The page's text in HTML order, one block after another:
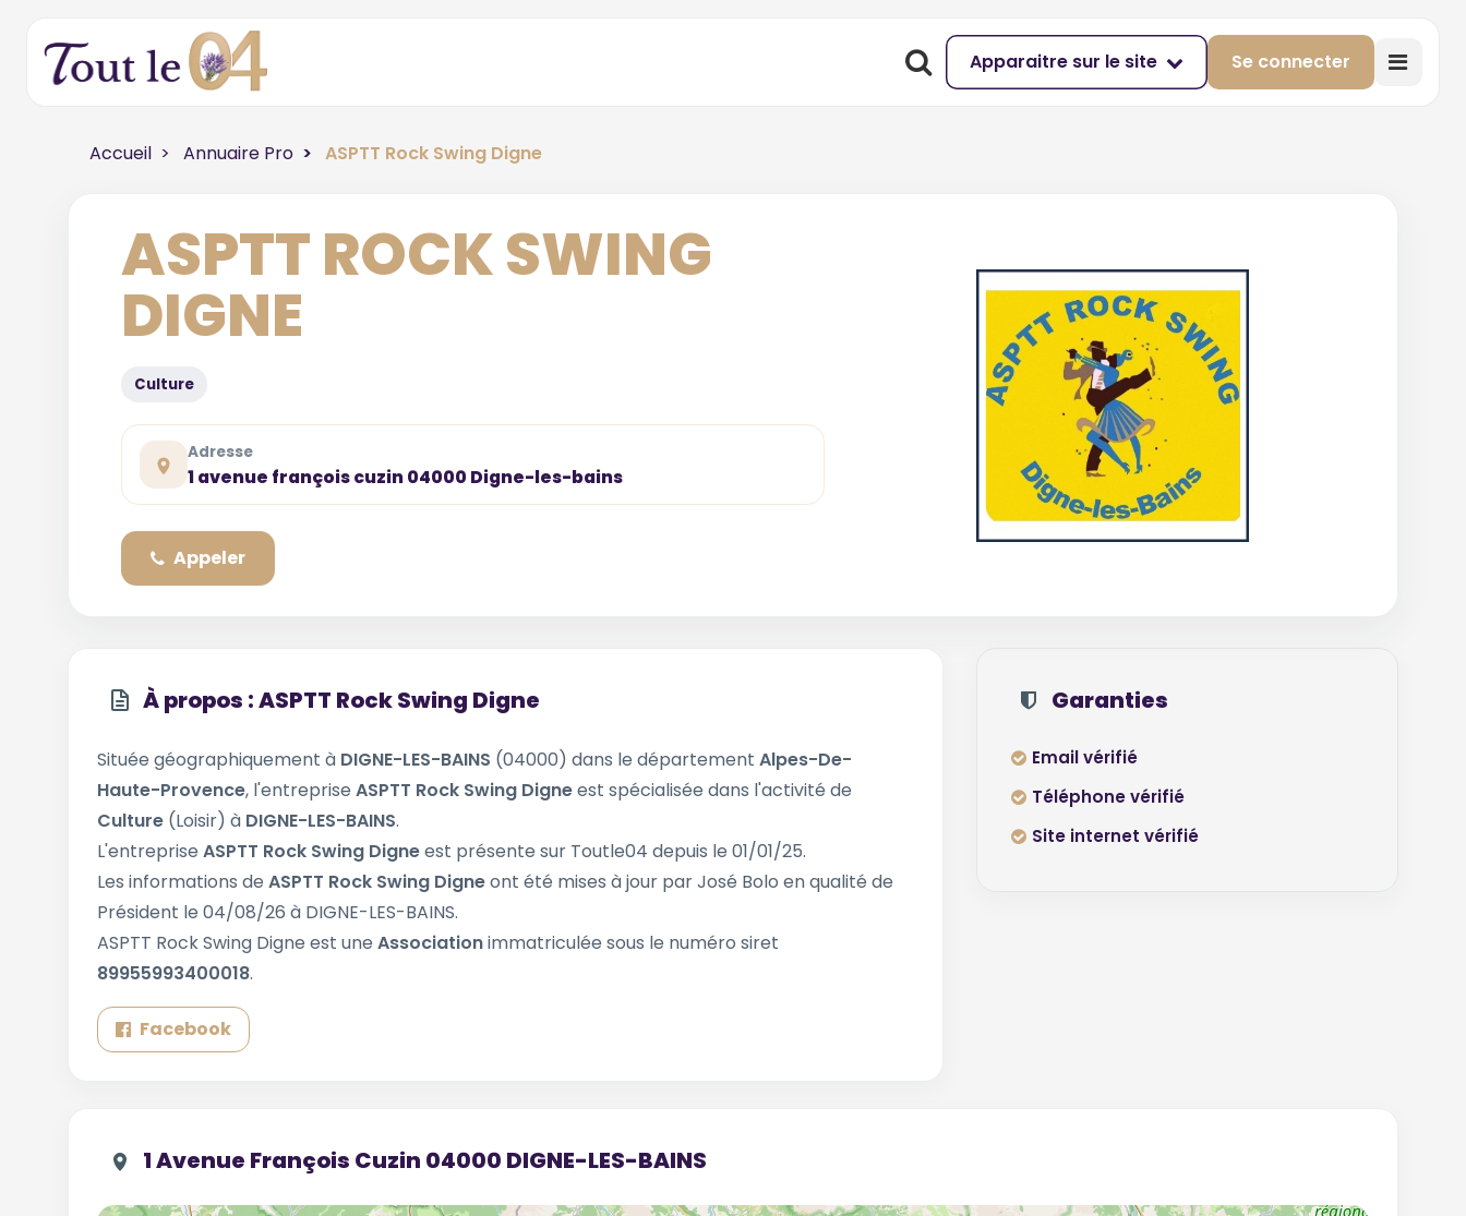
Apparaitre sur le site Se connecter
Accueil Annuaire Pro ASPTT Rock Swing Digne
ASPTT ROCK SWING
DIGNE
Culture
Adresse
1 avenue françois cuzin 04000 Digne-les-bains
Appeler
À propos : ASPTT Rock Swing Digne
Située géographiquement à DIGNE-LES-BAINS (04000) dans le département Alpes-De-
Haute-Provence, l'entreprise ASPTT Rock Swing Digneest spécialisée dans l'activité de
Culture (Loisir) à DIGNE-LES-BAINS.
L'entreprise ASPTT Rock Swing Digneest présente sur Toutle04 depuis le 01/01/25.
Les informations de ASPTT Rock Swing Digneont été mises à jour par José Bolo en qualité de
Président le 04/08/26 à DIGNE-LES-BAINS.
ASPTT Rock Swing Digne est une Associationimmatriculée sous le numéro siret
89955993400018.
Facebook
Garanties
Email vérifié
Téléphone vérifié
Site internet vérifié
1 Avenue François Cuzin 04000 DIGNE-LES-BAINS